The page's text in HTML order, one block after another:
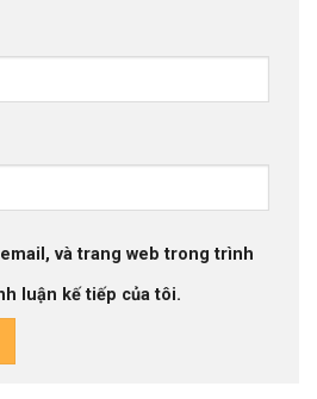
và trang web trong trình
luận kế tiếp của tôi.